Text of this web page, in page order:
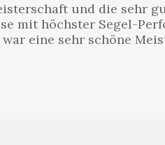
und die sehr
mit höchster Segel-
eine sehr schöne